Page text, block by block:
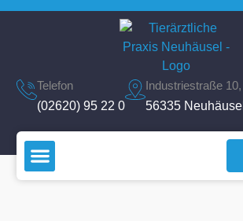
Telefon
(02620) 95 22 0
Industriestraße 10,
56335 Neuhäusel